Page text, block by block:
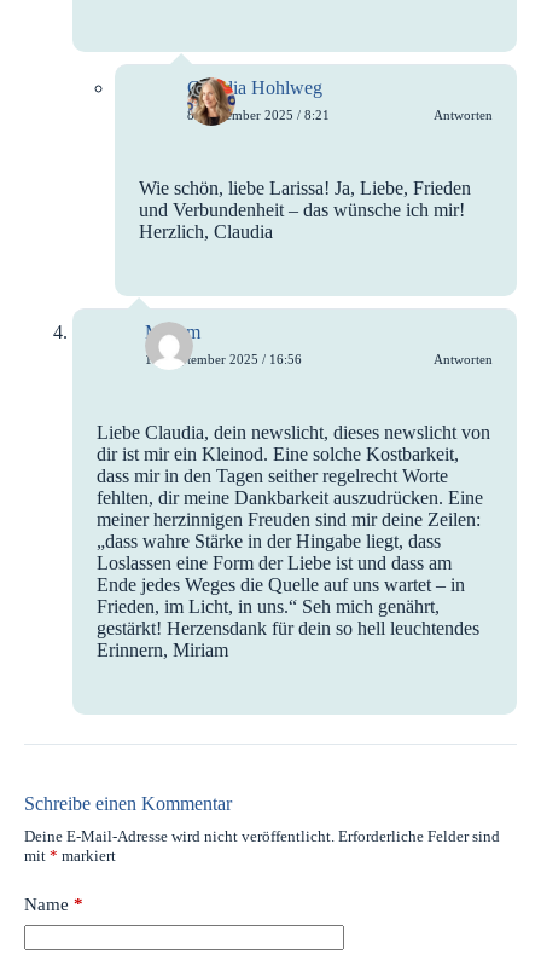
Claudia Hohlweg
8. September 2025 / 8:21 Antworten
Wie schön, liebe Larissa! Ja, Liebe, Frieden
und Verbundenheit – das wünsche ich mir!
Herzlich, Claudia
Miriam
18. September 2025 / 16:56 Antworten
Liebe Claudia, dein newslicht, dieses newslicht von
dir ist mir ein Kleinod. Eine solche Kostbarkeit,
dass mir in den Tagen seither regelrecht Worte
fehlten, dir meine Dankbarkeit auszudrücken. Eine
meiner herzinnigen Freuden sind mir deine Zeilen:
„dass wahre Stärke in der Hingabe liegt, dass
Loslassen eine Form der Liebe ist und dass am
Ende jedes Weges die Quelle auf uns wartet – in
Frieden, im Licht, in uns.“ Seh mich genährt,
gestärkt! Herzensdank für dein so hell leuchtendes
Erinnern, Miriam
Schreibe einen Kommentar
Deine E-Mail-Adresse wird nicht veröffentlicht. Erforderliche Felder sind
mit * markiert
Name *